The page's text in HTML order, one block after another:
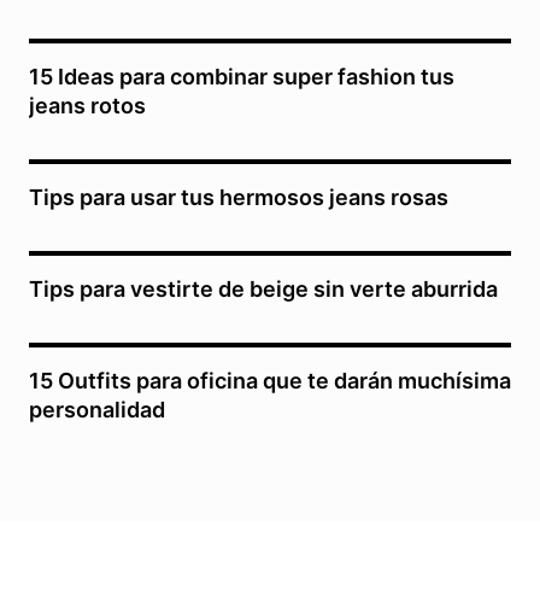
15 Ideas para combinar super fashion tus
jeans rotos
Tips para usar tus hermosos jeans rosas
Tips para vestirte de beige sin verte aburrida
15 Outfits para oficina que te darán muchísima
personalidad